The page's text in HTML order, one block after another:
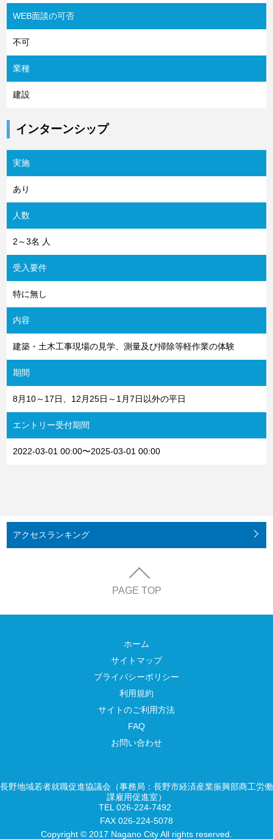
WEB面談の可否
不可
業種
建設
インターンシップ
実施
あり
人数
2～3名 人
受入要件
特に無し
内容
建築・土木工事現場の見学、測量及び掃除等軽作業の体験
期間
8月10～17日、12月25日～1月7日以外の平日
エントリー受付期間
2022-03-01 00:00〜2025-03-01 00:00
アクセスランキング
PAGE TOP
ホーム
サイトマップ
プライバシーポリシー
利用規約
サイトのご利用方法
FAQ
お問い合わせ
長野地域若者就職促進協議会（事務局：長野市経済産業振興部商工労働
課雇用促進室）
TEL 026-224-7492
FAX 026-224-5078
Copyright © 2017 Nagano City All rights reserved.